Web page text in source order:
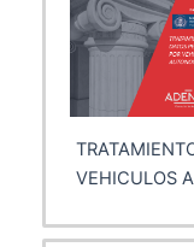
VEHICULOS